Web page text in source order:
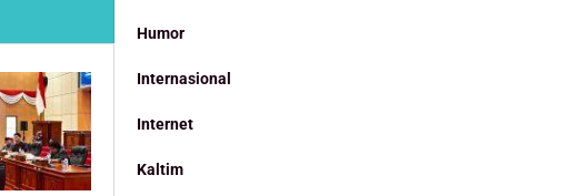
Humor
Internasional
Internet
Kaltim